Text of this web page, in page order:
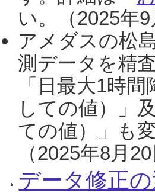
い。（2025年9
アメダスの松
測データを精
「日最大1時
しての値）」
ての値）」も
（2025年8月20
データ修正